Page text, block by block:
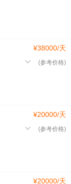
¥38000/天
(参考价格)
¥20000/天
(参考价格)
¥20000/天